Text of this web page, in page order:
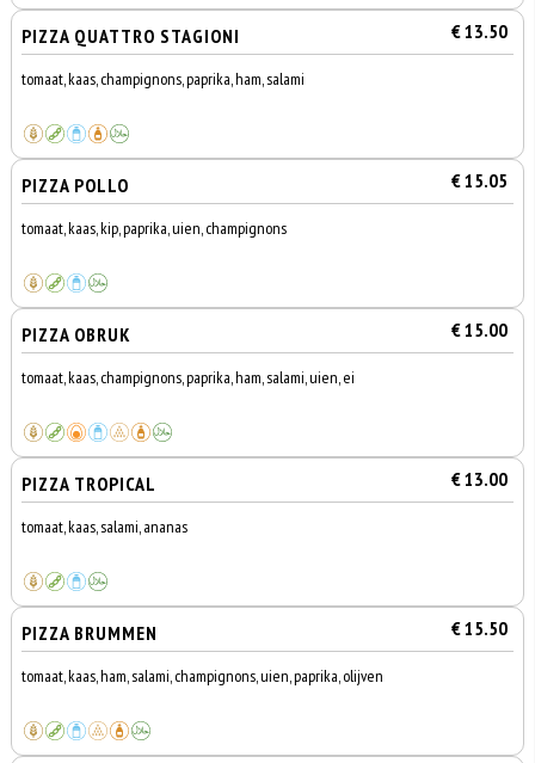
PIZZA QUATTRO STAGIONI € 13.50
tomaat, kaas, champignons, paprika, ham, salami
PIZZA POLLO € 15.05
tomaat, kaas, kip, paprika, uien, champignons
PIZZA OBRUK € 15.00
tomaat, kaas, champignons, paprika, ham, salami, uien, ei
PIZZA TROPICAL € 13.00
tomaat, kaas, salami, ananas
PIZZA BRUMMEN € 15.50
tomaat, kaas, ham, salami, champignons, uien, paprika, olijven